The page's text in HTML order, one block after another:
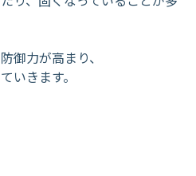
御力が高まり、
いきます。